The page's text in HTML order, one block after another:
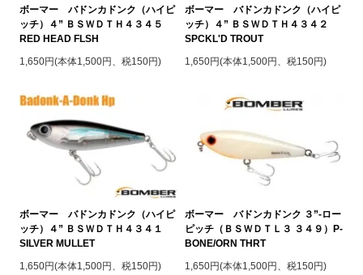
ボーマー バドンカドンク（ハイピ
ッチ）４” ＢＳＷＤＴＨ４３４５
RED HEAD FLSH
1,650円(本体1,500円、税150円)
ボーマー バドンカドンク（ハイピ
ッチ）４” ＢＳＷＤＴＨ４３４２
SPCKL'D TROUT
1,650円(本体1,500円、税150円)
ボーマー バドンカドンク（ハイピ
ッチ）４” ＢＳＷＤＴＨ４３４１
SILVER MULLET
1,650円(本体1,500円、税150円)
ボーマー バドンカドンク ３”-ロー
ピッチ（ＢＳＷＤＴＬ３ ３４９）P-
BONE/ORN THRT
1,650円(本体1,500円、税150円)